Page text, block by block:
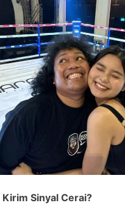
Kirim Sinyal Cerai?